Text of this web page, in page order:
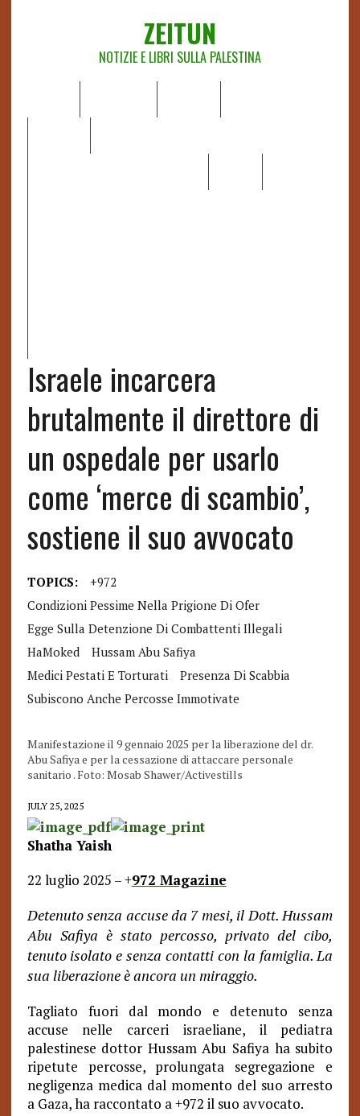
ZEITUN
NOTIZIE E LIBRI SULLA PALESTINA
Israele incarcera
brutalmente il direttore di
un ospedale per usarlo
come ‘merce di scambio’,
sostiene il suo avvocato
TOPICS:
+972
Condizioni Pessime Nella Prigione Di Ofer
Egge Sulla Detenzione Di Combattenti Illegali
HaMoked
Hussam Abu Safiya
Medici Pestati E Torturati
Presenza Di Scabbia
Subiscono Anche Percosse Immotivate
Manifestazione il 9 gennaio 2025 per la liberazione del dr.
Abu Safiya e per la cessazione di attaccare personale
sanitario . Foto: Mosab Shawer/Activestills
JULY 25, 2025
Shatha Yaish
22 luglio 2025 – +972 Magazine
Detenuto senza accuse da 7 mesi, il Dott. Hussam
Abu Safiya è stato percosso, privato del cibo,
tenuto isolato e senza contatti con la famiglia. La
sua liberazione è ancora un miraggio.
Tagliato fuori dal mondo e detenuto senza
accuse nelle carceri israeliane, il pediatra
palestinese dottor Hussam Abu Safiya ha subito
ripetute percosse, prolungata segregazione e
negligenza medica dal momento del suo arresto
a Gaza, ha raccontato a +972 il suo avvocato.